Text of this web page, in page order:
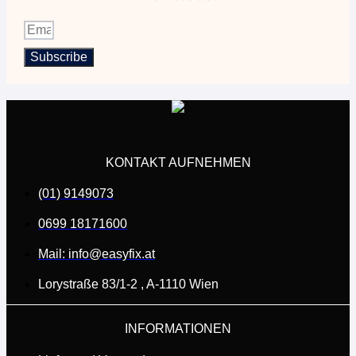
Subscribe
KONTAKT AUFNEHMEN
(01) 9149073
0699 18171600
Mail: info@easyfix.at
Lorystraße 83/1-2 , A-1110 Wien
INFORMATIONEN